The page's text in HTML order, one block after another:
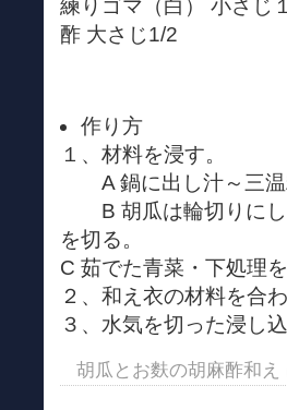
練りゴマ（白） 小さじ１
酢 大さじ1/2
作り方
１、材料を浸す。
A 鍋に出し汁～三温
B 胡瓜は輪切りにし
を切る。
C 茹でた青菜・下処理
２、和え衣の材料を合
３、水気を切った浸し
胡瓜とお麩の胡麻酢和え